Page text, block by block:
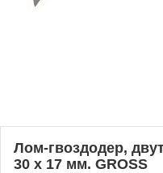
Лом-гвоздодер,
30 х 17 мм. GROSS